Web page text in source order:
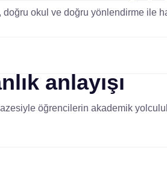
okul ve doğru yönlendirme ile
anlayışı
öğrencilerin akademik